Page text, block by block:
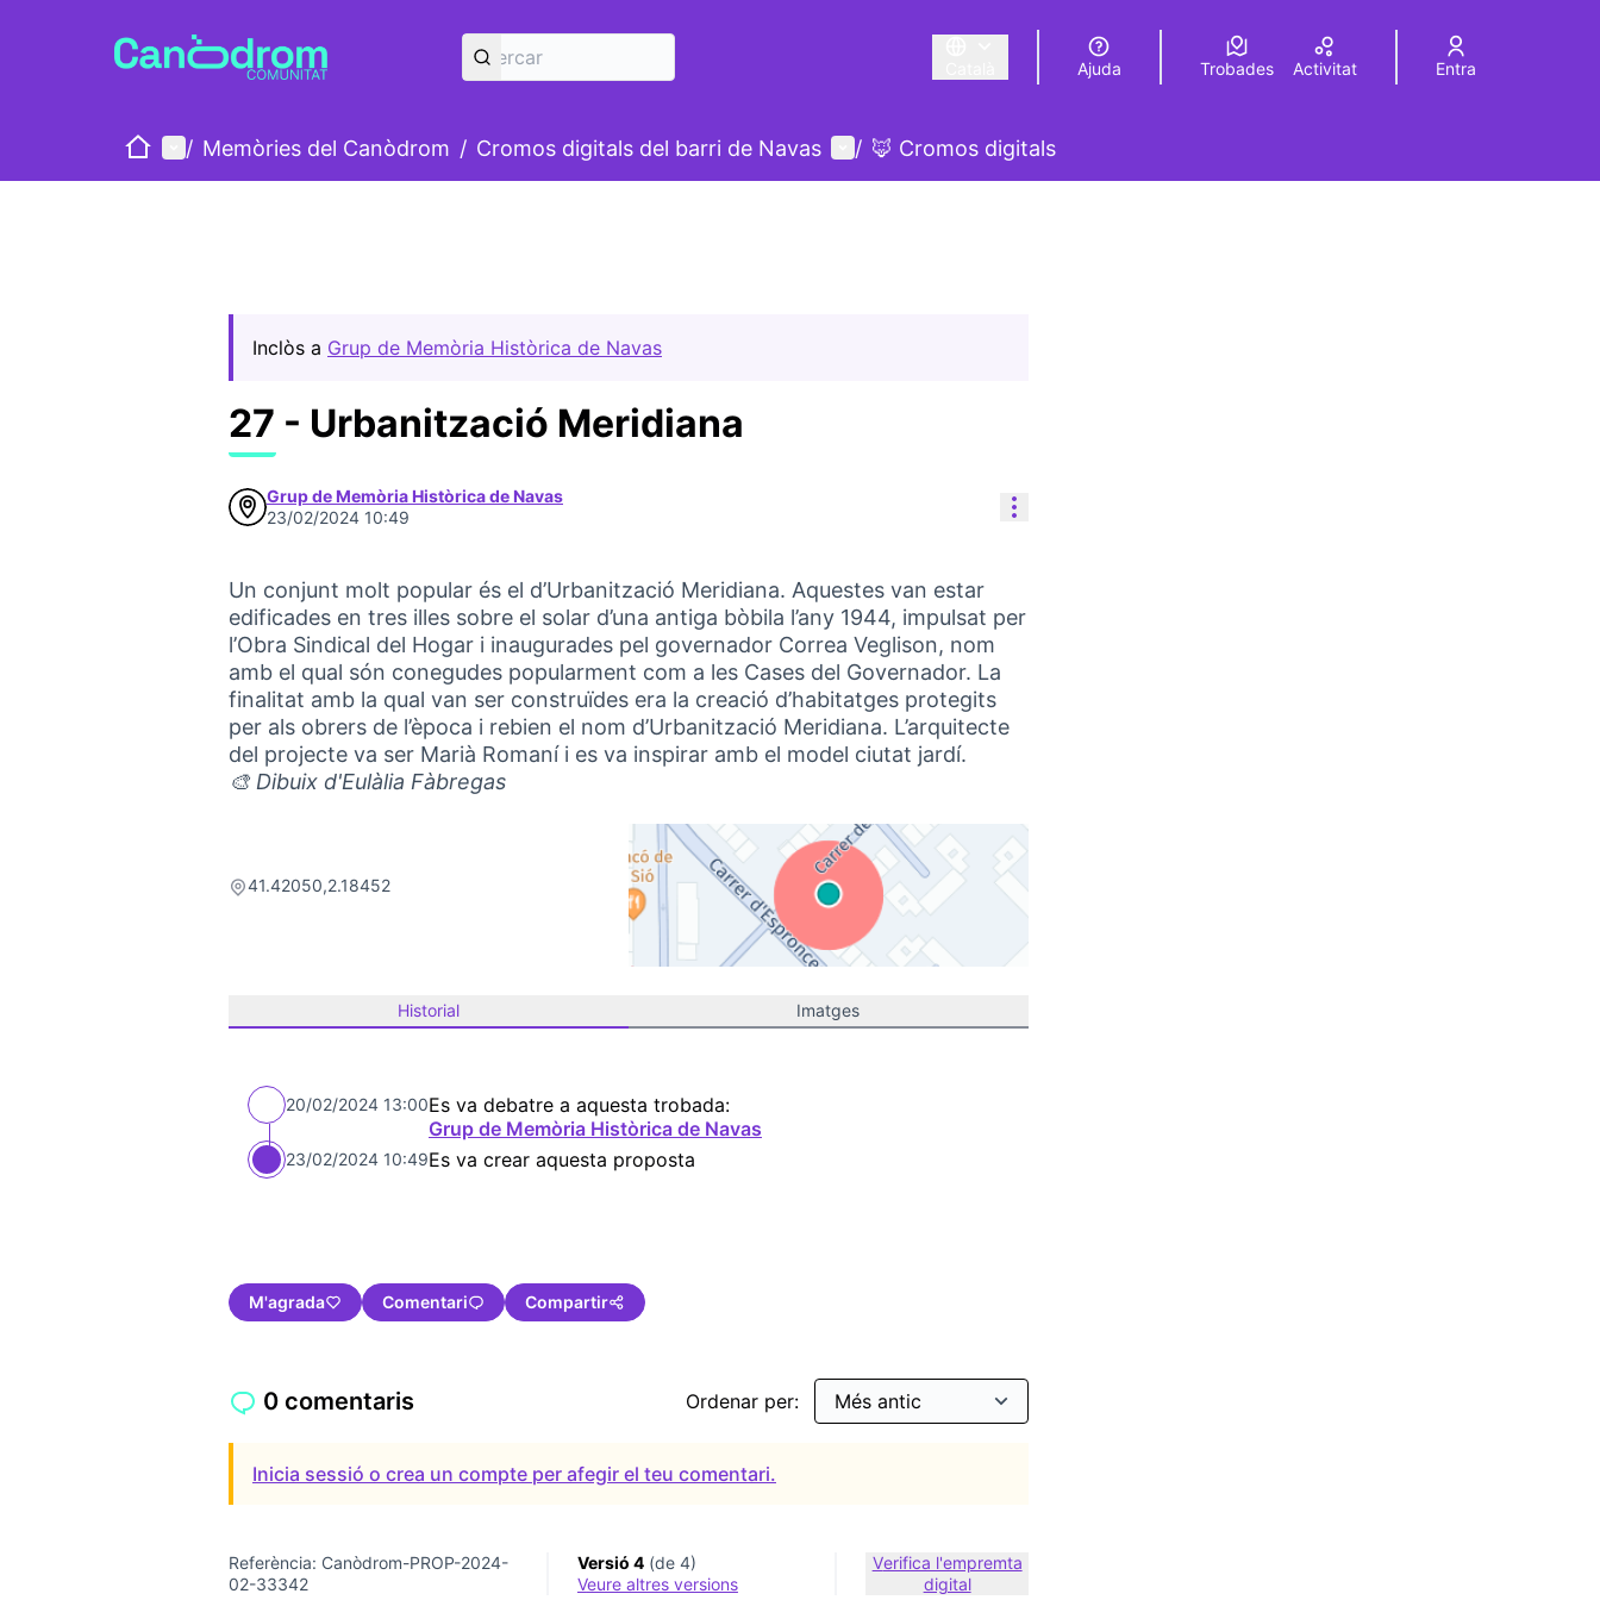
Triar la llengua Elegir el idioma Choose language
Ajuda Trobades Activitat Entra
IniciMenú principal
/ Memòries del Canòdrom / Cromos digitals del barri de Navas Menú d'usuari
/ 🦊 Cromos digitals
Inclòs a Grup de Memòria Històrica de Navas
27 - Urbanització Meridiana
Grup de Memòria Històrica de Navas
23/02/2024 10:49
Controls de recursos
Un conjunt molt popular és el d’Urbanització Meridiana. Aquestes van estar
edificades en tres illes sobre el solar d’una antiga bòbila l’any 1944, impulsat per
l’Obra Sindical del Hogar i inaugurades pel governador Correa Veglison, nom
amb el qual són conegudes popularment com a les Cases del Governador. La
finalitat amb la qual van ser construïdes era la creació d’habitatges protegits
per als obrers de l’època i rebien el nom d’Urbanització Meridiana. L’arquitecte
del projecte va ser Marià Romaní i es va inspirar amb el model ciutat jardí.
🎨 Dibuix d'Eulàlia Fàbregas
41.42050,2.18452
Historial Imatges
20/02/2024 13:00Es va debatre a aquesta trobada:
Grup de Memòria Històrica de Navas
23/02/2024 10:49Es va crear aquesta proposta
M'agrada Comentari Compartir
0 comentaris Ordenar per:
Inicia sessió o crea un compte per afegir el teu comentari.
Referència: Canòdrom-PROP-2024-
02-33342
Versió 4(de 4)
veure altres versions
Verifica l'empremta
digital